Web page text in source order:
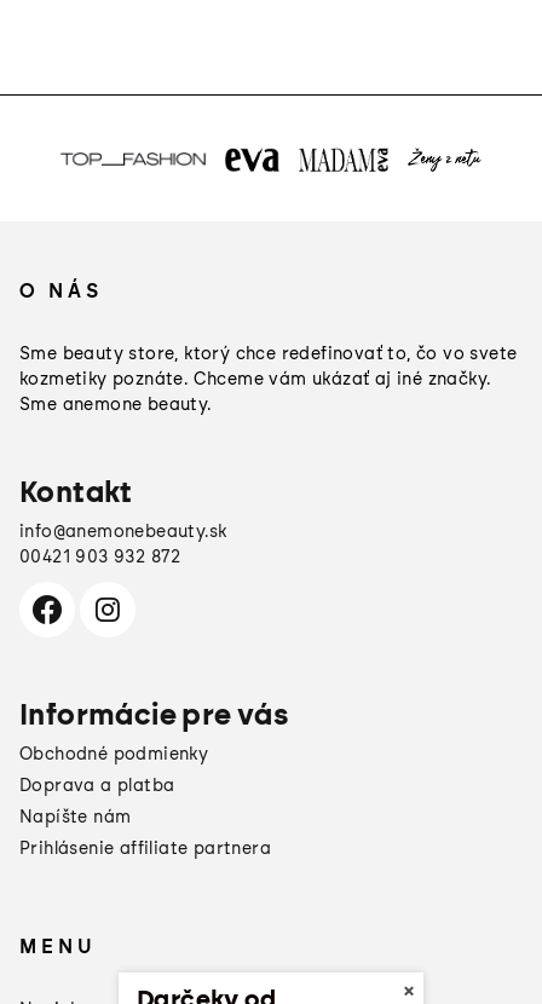
O NÁS
Sme beauty store, ktorý chce redefinovať to, čo vo svete
kozmetiky poznáte. Chceme vám ukázať aj iné značky.
Sme anemone beauty.
Kontakt
info@anemonebeauty.sk
00421 903 932 872
Informácie pre vás
Obchodné podmienky
Doprava a platba
Napíšte nám
Prihlásenie affiliate partnera
MENU
×